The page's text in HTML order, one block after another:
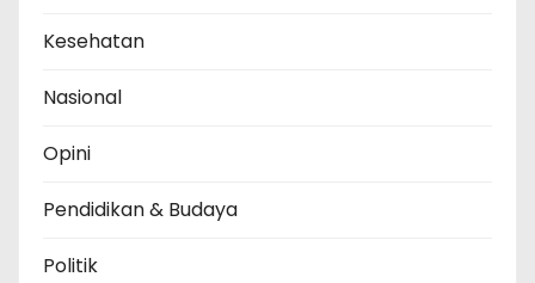
Kesehatan
Nasional
Opini
Pendidikan & Budaya
Politik